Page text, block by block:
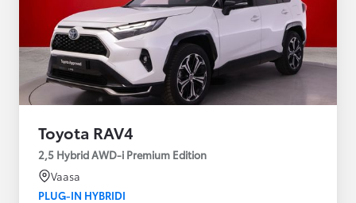
Toyota RAV4
2,5 Hybrid AWD-i Premium Edition
Vaasa
PLUG-IN HYBRIDI